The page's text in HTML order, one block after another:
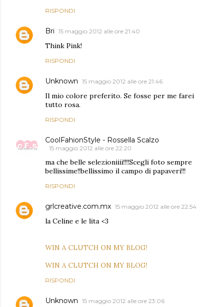
RISPONDI
Bri 15 maggio 2012 alle ore 21:40
Think Pink!
RISPONDI
Unknown 15 maggio 2012 alle ore 21:46
Il mio colore preferito. Se fosse per me farei
tutto rosa.
RISPONDI
CoolFahionStyle - Rossella Scalzo
15 maggio 2012 alle ore 22:20
ma che belle selezioniiii!!!!Scegli foto sempre
bellissime!!bellissimo il campo di papaveri!!!
RISPONDI
grlcreative.com.mx 15 maggio 2012 alle ore 22:54
la Celine e le lita <3
WIN A CLUTCH ON MY BLOG!
WIN A CLUTCH ON MY BLOG!
RISPONDI
Unknown 15 maggio 2012 alle ore 23:06